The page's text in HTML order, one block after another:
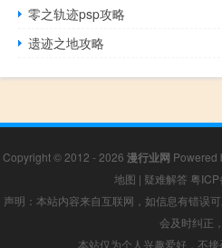
零之轨迹psp攻略
遗迹之地攻略
Copyright © 2012 - 2026 漫行业网 Powered
地图 | 疑难解答 粤
声明：本站内容来自互联网，如信息有错误
会及时纠正
本站仅为个人兴趣爱好，不